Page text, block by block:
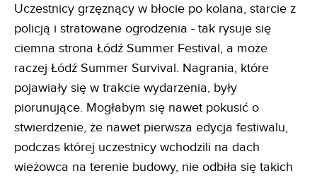
Uczestnicy grzęznący w błocie po kolana, starcie z
policją i stratowane ogrodzenia - tak rysuje się
ciemna strona Łódź Summer Festival, a może
raczej Łódź Summer Survival. Nagrania, które
pojawiały się w trakcie wydarzenia, były
piorunujące. Mogłabym się nawet pokusić o
stwierdzenie, że nawet pierwsza edycja festiwalu,
podczas której uczestnicy wchodzili na dach
wieżowca na terenie budowy, nie odbiła się takich